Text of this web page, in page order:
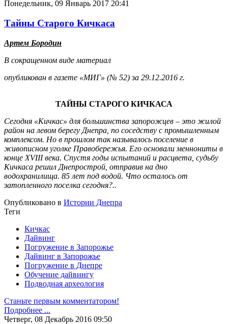
Понедельник, 09 Январь 2017 20:41
Тайны Старого Кичкаса
Артем Бородин
В сокращенном виде материал
опубликован в газете «МИГ» (№ 52) за 29.12.2016 г.
ТАЙНЫ СТАРОГО КИЧКАСА
Сегодня «Кичкас» для большинства запорожцев – это жилой
район на левом берегу Днепра, по соседству с промышленным
комплексом. Но в прошлом так называлось поселение в
живописном уголке Правобережья. Его основали меннониты в
конце XVIIIвека. Спустя годы испытаний и расцвета, судьбу
Кичкаса решил Днепрострой, отправив на дно
водохранилища. 85 лет под водой. Что осталось от
затопленного поселка сегодня?..
Опубликовано в Истории Днепра
Теги
Кичкас
Дайвинг
Погружение в Запорожье
Дайвинг в Запорожье
Погружение в Днепре
Обучение дайвингу
Подводная археология
Станьте первым комментатором!
Подробнее ...
Четверг, 08 Декабрь 2016 09:50